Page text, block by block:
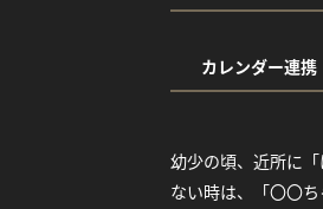
カレンダー連携
幼少の頃、近所に
ない時は、「〇〇